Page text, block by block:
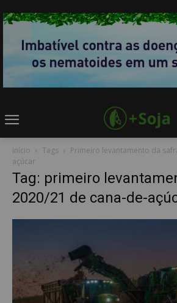
Início Tags
Primeiro levantamento da
açúcar
Tag: primeiro
2020/21 de cana-de-